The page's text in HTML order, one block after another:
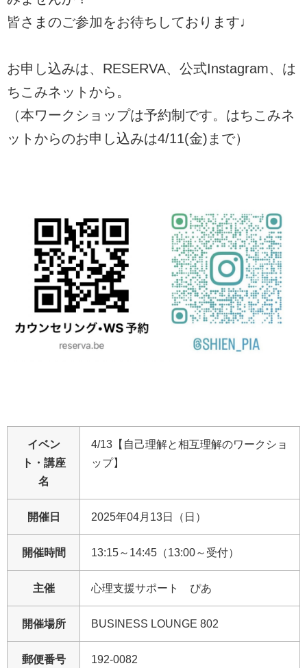
皆さまのご参加をお待ちしております♩
お申し込みは、RESERVA、公式Instagram、は
ちこみネットから。
（本ワークショップは予約制です。はちこみネ
ットからのお申し込みは4/11(金)まで）
イベン
ト・講座
名
4/13【自己理解と相互理解のワークショ
ップ】
開催日 2025年04月13日（日）
開催時間 13:15～14:45（13:00～受付）
主催 心理支援サポート ぴあ
開催場所 BUSINESS LOUNGE 802
郵便番号 192-0082